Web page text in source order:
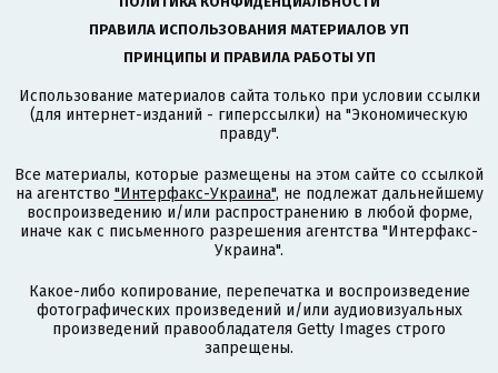
ПРАВИЛА ИСПОЛЬЗОВАНИЯ МАТЕРИАЛОВ УП
ПРИНЦИПЫ И ПРАВИЛА РАБОТЫ УП
Использование материалов сайта только при условии ссылки
(для интернет-изданий - гиперссылки) на "Экономическую
правду".
Все материалы, которые размещены на этом сайте со ссылкой
на агентство "Интерфакс-Украина", не подлежат дальнейшему
воспроизведению и/или распространению в любой форме,
иначе как с письменного разрешения агентства "Интерфакс-
Украина".
Какое-либо копирование, перепечатка и воспроизведение
фотографических произведений и/или аудиовизуальных
произведений правообладателя Getty Images строго
запрещены.